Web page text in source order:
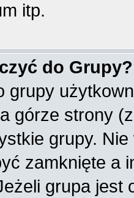
itp.
do Grupy?
grupy
górze strony
grupy.
zamknięte a
grupa